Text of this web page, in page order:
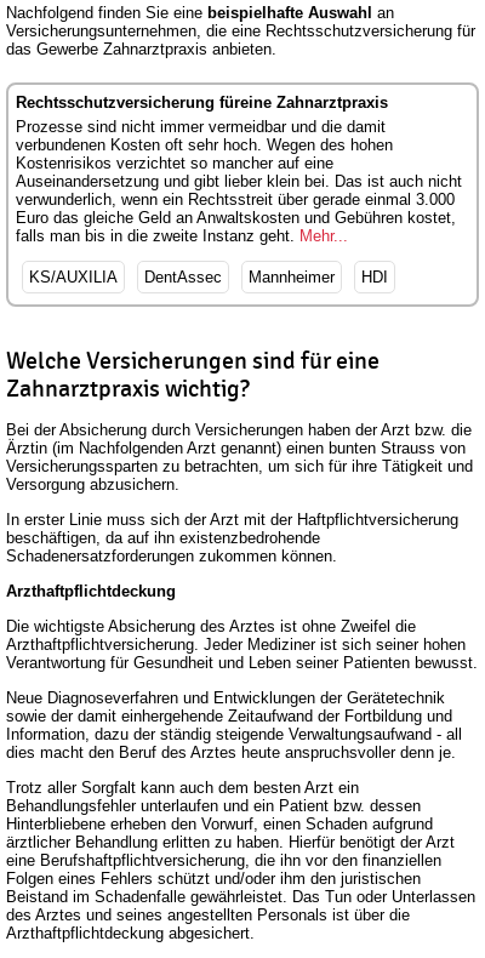
Nachfolgend finden Sie eine beispielhafte Auswahl an
Versicherungsunternehmen, die eine Rechtsschutzversicherung für
das Gewerbe Zahnarztpraxis anbieten.
Rechtsschutzversicherung füreine Zahnarztpraxis
Prozesse sind nicht immer vermeidbar und die damit
verbundenen Kosten oft sehr hoch. Wegen des hohen
Kostenrisikos verzichtet so mancher auf eine
Auseinandersetzung und gibt lieber klein bei. Das ist auch nicht
verwunderlich, wenn ein Rechtsstreit über gerade einmal 3.000
Euro das gleiche Geld an Anwaltskosten und Gebühren kostet,
falls man bis in die zweite Instanz geht. Mehr...
KS/AUXILIA DentAssec Mannheimer HDI
Welche Versicherungen sind für eine
Zahnarztpraxis wichtig?
Bei der Absicherung durch Versicherungen haben der Arzt bzw. die
Ärztin (im Nachfolgenden Arzt genannt) einen bunten Strauss von
Versicherungssparten zu betrachten, um sich für ihre Tätigkeit und
Versorgung abzusichern.
In erster Linie muss sich der Arzt mit der Haftpflichtversicherung
beschäftigen, da auf ihn existenzbedrohende
Schadenersatzforderungen zukommen können.
Arzthaftpflichtdeckung
Die wichtigste Absicherung des Arztes ist ohne Zweifel die
Arzthaftpflichtversicherung. Jeder Mediziner ist sich seiner hohen
Verantwortung für Gesundheit und Leben seiner Patienten bewusst.
Neue Diagnoseverfahren und Entwicklungen der Gerätetechnik
sowie der damit einhergehende Zeitaufwand der Fortbildung und
Information, dazu der ständig steigende Verwaltungsaufwand - all
dies macht den Beruf des Arztes heute anspruchsvoller denn je.
Trotz aller Sorgfalt kann auch dem besten Arzt ein
Behandlungsfehler unterlaufen und ein Patient bzw. dessen
Hinterbliebene erheben den Vorwurf, einen Schaden aufgrund
ärztlicher Behandlung erlitten zu haben. Hierfür benötigt der Arzt
eine Berufshaftpflichtversicherung, die ihn vor den finanziellen
Folgen eines Fehlers schützt und/oder ihm den juristischen
Beistand im Schadenfalle gewährleistet. Das Tun oder Unterlassen
des Arztes und seines angestellten Personals ist über die
Arzthaftpflichtdeckung abgesichert.